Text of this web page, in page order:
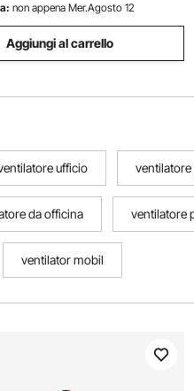
non appena Mer.Agosto 12
Aggiungi al carrello
ufficio
da officina ventilatore
ventilator mobil